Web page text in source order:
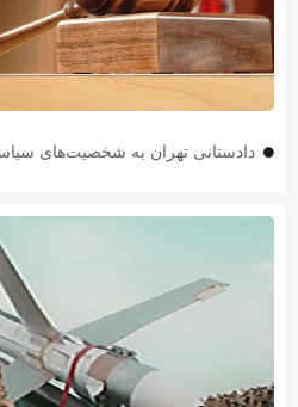
دادستانی تهران به شخصیت‌های